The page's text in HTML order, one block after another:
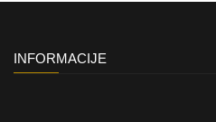
INFORMACIJE